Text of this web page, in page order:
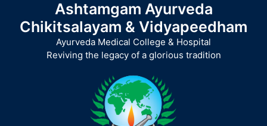
content
Ashtamgam Ayurveda
Chikitsalayam & Vidyapeedham
Ayurveda Medical College & Hospital
Reviving the legacy of a glorious tradition